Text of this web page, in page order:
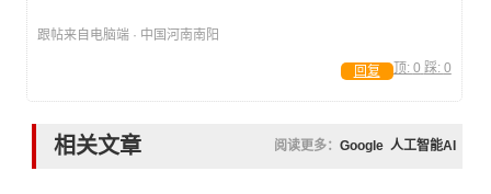
跟帖来自电脑端 · 中国河南南阳
顶: 0 踩: 0
回复
相关文章 阅读更多： Google 人工智能AI